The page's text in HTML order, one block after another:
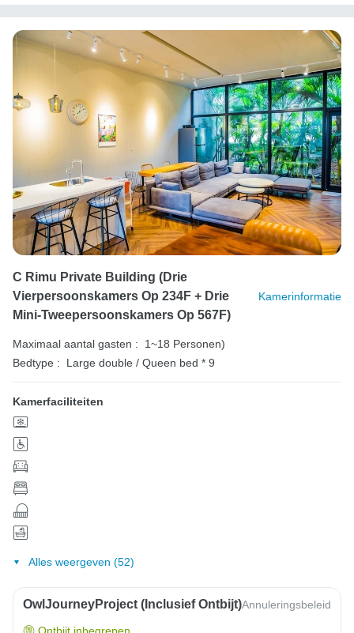
C Rimu Private Building (drie
Vierpersoonskamers Op 234F + Drie
Mini-Tweepersoonskamers Op 567F)
Kamerinformatie
Maximaal aantal gasten :
1~18 Personen)
Bedtype :
Large double / Queen bed * 9
Kamerfaciliteiten
Alles weergeven (52)
OwlJourneyProject (inclusief Ontbijt)Annuleringsbeleid